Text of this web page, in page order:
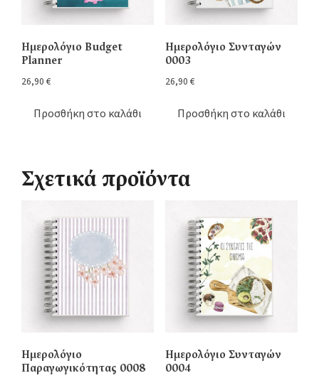
Ημερολόγιο Budget
Planner
26,90 €
Προσθήκη στο καλάθι
Ημερολόγιο Συνταγών
0003
26,90 €
Προσθήκη στο καλάθι
Σχετικά προϊόντα
Ημερολόγιο
Παραγωγικότητας 0008
Ημερολόγιο Συνταγών
0004